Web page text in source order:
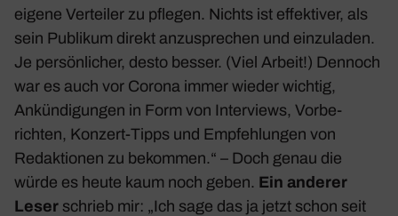
eigene Verteiler zu pflegen. Nichts ist effek­tiver, als
sein Publikum direkt anzu­spre­chen und einzu­laden.
Je persön­li­cher, desto besser. (Viel Arbeit!) Dennoch
war es auch vor Corona immer wieder wichtig,
Ankün­di­gungen in Form von Inter­views, Vorbe­
richten, Konzert-Tipps und Empfeh­lungen von
Redak­tionen zu bekommen.“ – Doch genau die
würde es heute kaum noch geben. Ein anderer
Leser schrieb mir: „Ich sage das ja jetzt schon seit